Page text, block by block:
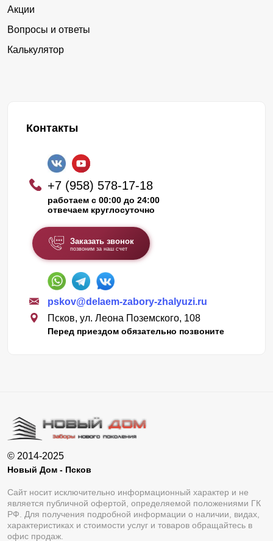
Акции
Вопросы и ответы
Калькулятор
Контакты
+7 (958) 578-17-18
работаем с 00:00 до 24:00
отвечаем круглосуточно
Заказать звонок
позвоним за наш счет
pskov@delaem-zabory-zhalyuzi.ru
Псков, ул. Леона Поземского, 108
Перед приездом обязательно позвоните
© 2014-2025
Новый Дом - Псков
Сайт носит исключительно информационный характер и не
является публичной офертой, определяемой положениями ГК
РФ. Для получения подробной информации о наличии, видах,
характеристиках и стоимости услуг и товаров обращайтесь в
офис продаж.